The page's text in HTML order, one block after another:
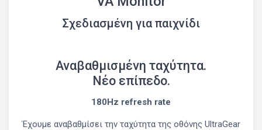
Σχεδιασμένη για παιχνίδι
Αναβαθμισμένη ταχύτητα.
Νέο επίπεδο.
180Hz refresh rate
Έχουμε αναβαθμίσει την ταχύτητα της οθόνης UltraGear